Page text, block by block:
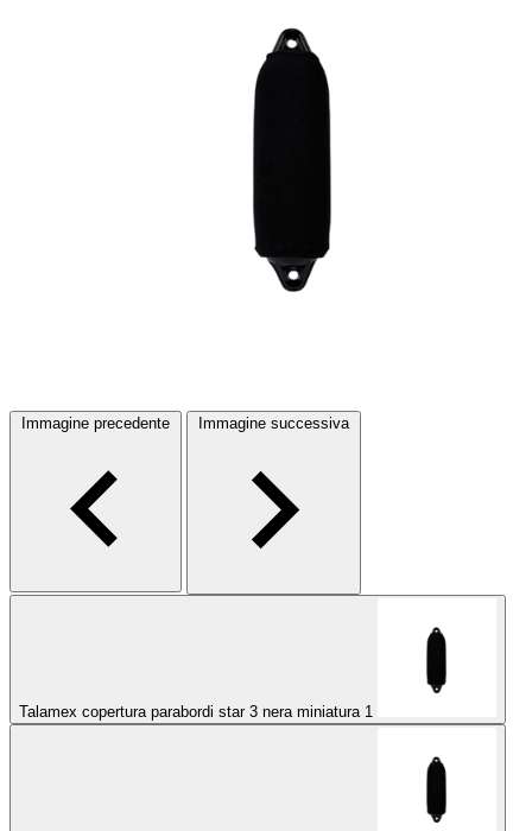
Immagine precedente Immagine successiva
Talamex copertura parabordi star 3 nera miniatura 1